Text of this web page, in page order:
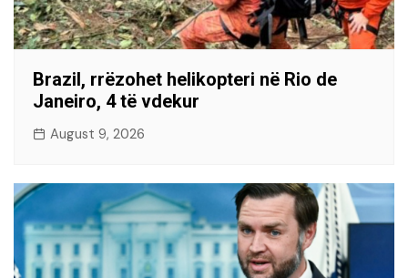
Brazil, rrëzohet helikopteri në Rio de
Janeiro, 4 të vdekur
August 9, 2026